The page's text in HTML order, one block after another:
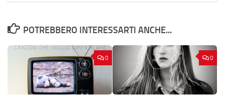
POTREBBERO INTERESSARTI ANCHE...
0 0